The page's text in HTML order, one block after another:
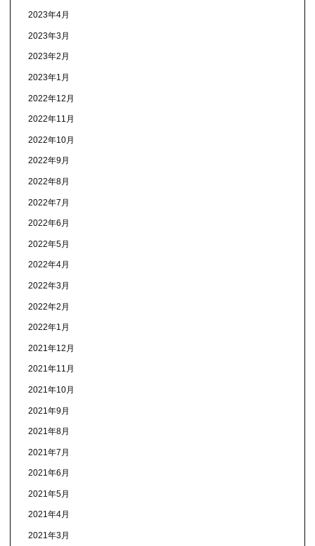
2023年4月
2023年3月
2023年2月
2023年1月
2022年12月
2022年11月
2022年10月
2022年9月
2022年8月
2022年7月
2022年6月
2022年5月
2022年4月
2022年3月
2022年2月
2022年1月
2021年12月
2021年11月
2021年10月
2021年9月
2021年8月
2021年7月
2021年6月
2021年5月
2021年4月
2021年3月